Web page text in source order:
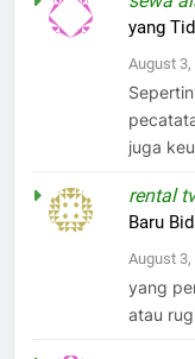
yang
August 3,
juga
rental
Baru
August 3,
yang
atau